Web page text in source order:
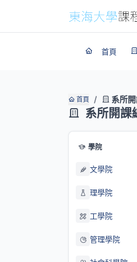
首頁
首頁 系所開
系所開課
學院
文學院
理學院
工學院
管理學院